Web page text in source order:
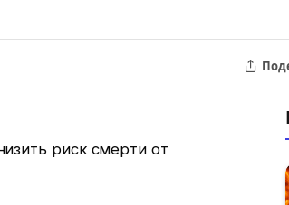
риск смерти от